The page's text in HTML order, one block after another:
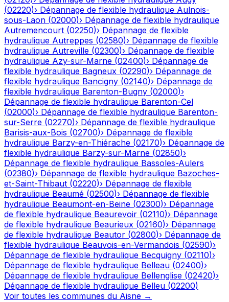
(02220)› Dépannage de flexible hydraulique Aulnois-
sous-Laon (02000)› Dépannage de flexible hydraulique
Autremencourt (02250)› Dépannage de flexible
hydraulique Autreppes (02580)› Dépannage de flexible
hydraulique Autreville (02300)› Dépannage de flexible
hydraulique Azy-sur-Marne (02400)› Dépannage de
flexible hydraulique Bagneux (02290)› Dépannage de
flexible hydraulique Bancigny (02140)› Dépannage de
flexible hydraulique Barenton-Bugny (02000)›
Dépannage de flexible hydraulique Barenton-Cel
(02000)› Dépannage de flexible hydraulique Barenton-
sur-Serre (02270)› Dépannage de flexible hydraulique
Barisis-aux-Bois (02700)› Dépannage de flexible
hydraulique Barzy-en-Thiérache (02170)› Dépannage de
flexible hydraulique Barzy-sur-Marne (02850)›
Dépannage de flexible hydraulique Bassoles-Aulers
(02380)› Dépannage de flexible hydraulique Bazoches-
et-Saint-Thibaut (02220)› Dépannage de flexible
hydraulique Beaumé (02500)› Dépannage de flexible
hydraulique Beaumont-en-Beine (02300)› Dépannage
de flexible hydraulique Beaurevoir (02110)› Dépannage
de flexible hydraulique Beaurieux (02160)› Dépannage
de flexible hydraulique Beautor (02800)› Dépannage de
flexible hydraulique Beauvois-en-Vermandois (02590)›
Dépannage de flexible hydraulique Becquigny (02110)›
Dépannage de flexible hydraulique Belleau (02400)›
Dépannage de flexible hydraulique Bellenglise (02420)›
Dépannage de flexible hydraulique Belleu (02200)
Voir toutes les communes du Aisne →